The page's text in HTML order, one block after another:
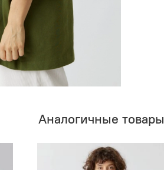
Аналогичные товары